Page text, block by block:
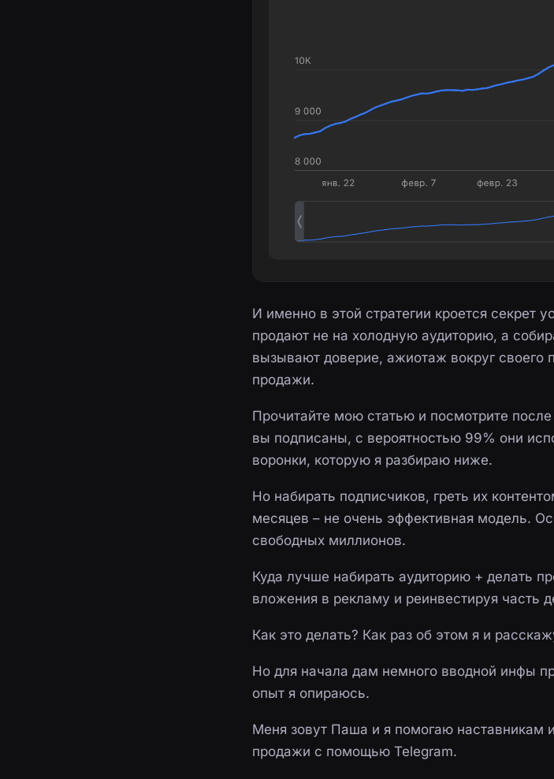
И именно в этой стратегии кроется секрет
продают не на холодную аудиторию, а
вызывают доверие, ажиотаж вокруг своего
продажи.
Прочитайте мою статью и посмотрите
вы подписаны, с вероятностью 99% они
воронки, которую я разбираю ниже.
Но набирать подписчиков, греть их
месяцев – не очень эффективная модель.
свободных миллионов.
Куда лучше набирать аудиторию + делать
вложения в рекламу и реинвестируя часть
Как это делать? Как раз об этом я и
Но для начала дам немного вводной инфы
опыт я опираюсь.
Меня зовут Паша и я помогаю наставникам
продажи с помощью Telegram.